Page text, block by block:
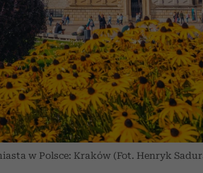
reaktywny”
w Polsce: Kraków (Fot. Henryk